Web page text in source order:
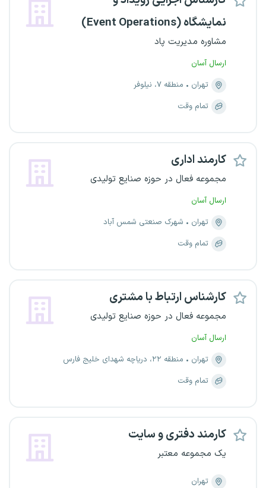
نمایشگاه (Event Operations)
مشاوره مدیریت پاد
ارسال آسان
تهران
منطقه ۷، نیلوفر
تمام وقت
کارمند اداری
مجموعه فعال در حوزه صنایع تولیدی
ارسال آسان
تهران
شهرک صنعتی شمس آباد
تمام وقت
کارشناس ارتباط با مشتری
مجموعه فعال در حوزه صنایع تولیدی
ارسال آسان
تهران
منطقه ۲۲، دریاچه شهدای خلیج فارس
تمام وقت
کارمند دفتری و سایت
یک مجموعه معتبر
تهران